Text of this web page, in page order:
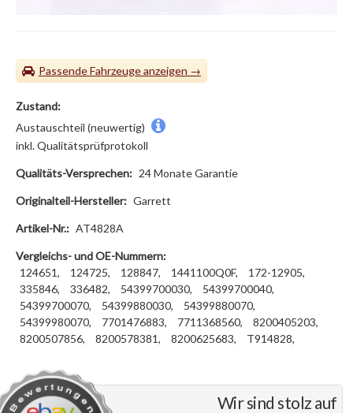
Passende Fahrzeuge
Wir sind stolz auf
Zustand:
Austauschteil (neuwertig)
inkl. Qualitätsprüfprotokoll
Qualitäts-Versprechen: 24 Monate Garantie
Originalteil-Hersteller: Garrett
Artikel-Nr.: AT4828A
Vergleichs- und OE-Nummern:
124651,
124725, 128847, 1441100Q0F,
172-12905,
335846,
336482, 54399700030,
54399700040,
54399700070,
54399880030,
54399880070,
54399980070,
7701476883, 7711368560,
8200405203,
8200507856,
8200578381, 8200625683, T914828,